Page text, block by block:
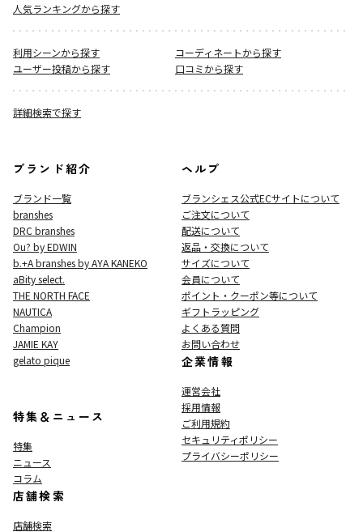
人気ランキングから探す
利用シーンから探す
コーディネートから探す
ユーザー投稿から探す
口コミから探す
詳細検索で探す
ブランド紹介
ブランド一覧
branshes
DRC branshes
Ou? by EDWIN
b.+A branshes by AYA KANEKO
aBity select.
THE NORTH FACE
NAUTICA
Champion
JAMIE KAY
gelato pique
特集＆ニュース
特集
ニュース
コラム
店舗検索
店舗検索
ヘルプ
ブランシェス公式ECサイトについて
ご注文について
配送について
返品・交換について
サイズについて
会員について
ポイント・クーポン等について
ギフトラッピング
よくある質問
お問い合わせ
企業情報
運営会社
採用情報
ご利用規約
セキュリティポリシー
プライバシーポリシー